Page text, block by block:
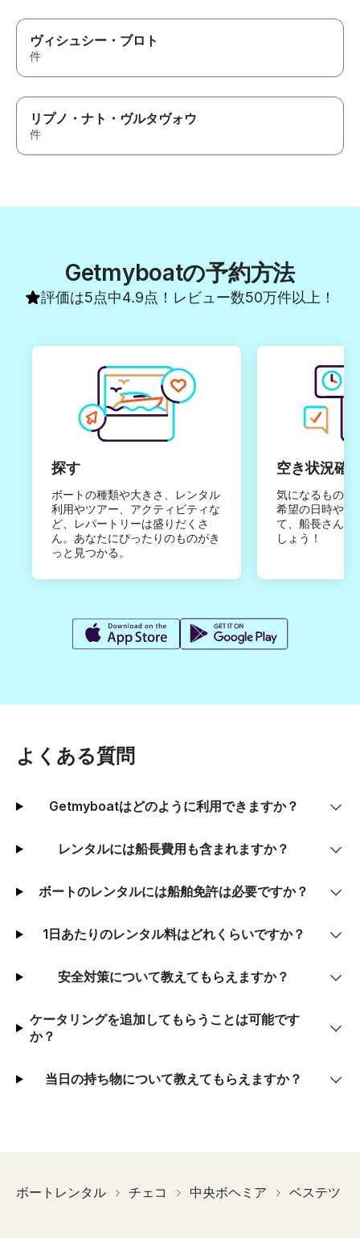
ヴィシュシー・ブロト
件
リプノ・ナト・ヴルタヴォウ
件
Getmyboatの予約方法
評価は5点中4.9点！レビュー数50万件以上！
探す
ボートの種類や大きさ、レンタル
利用やツアー、アクティビティな
ど、レパートリーは盛りだくさ
ん。あなたにぴったりのものがき
っと見つかる。
空き状況確
気になるものは
希望の日時やご
て、船長さんか
しょう！
よくある質問
Getmyboatはどのように利用できますか？
レンタルには船長費用も含まれますか？
ボートのレンタルには船舶免許は必要ですか？
1日あたりのレンタル料はどれくらいですか？
安全対策について教えてもらえますか？
ケータリングを追加してもらうことは可能です
か？
当日の持ち物について教えてもらえますか？
ボートレンタル チェコ 中央ボヘミア ベステツ